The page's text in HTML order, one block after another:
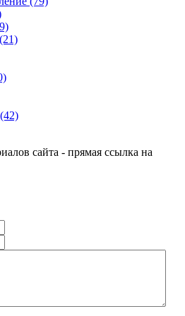
(21)
(42)
сайта - прямая ссылка на